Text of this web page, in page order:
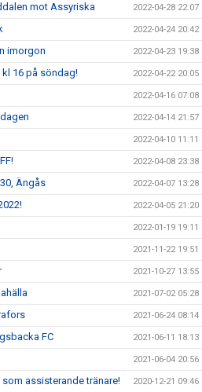
mot Assyriska 2022-04-28 22:07
2022-04-24 20:42
imorgon 2022-04-23 19:38
16 på söndag! 2022-04-22 20:05
2022-04-16 07:08
2022-04-14 21:57
2022-04-10 11:11
2022-04-08 23:38
Ängås 2022-04-07 13:28
2022-04-05 21:20
2022-01-19 19:11
2021-11-22 19:51
2021-10-27 13:55
2021-07-02 05:28
2021-06-24 08:14
FC 2021-06-11 18:13
2021-06-04 20:56
som assisterande tränare! 2020-12-21 09:46